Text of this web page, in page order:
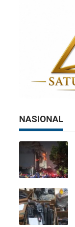
NASIONAL